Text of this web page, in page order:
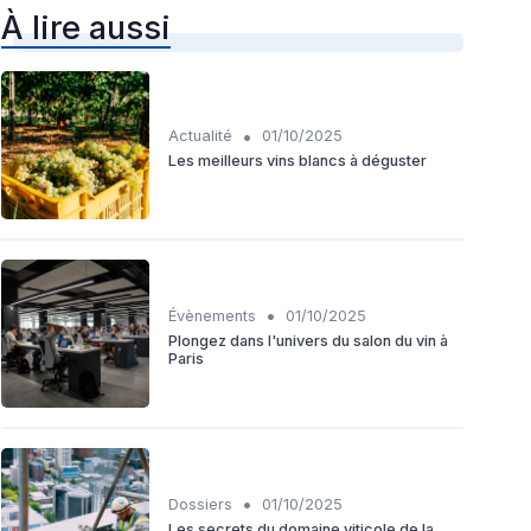
À lire aussi
Actualité •
01/10/2025
Les meilleurs vins blancs à déguster
Évènements •
01/10/2025
Plongez dans l'univers du salon du vin à
Paris
Dossiers •
01/10/2025